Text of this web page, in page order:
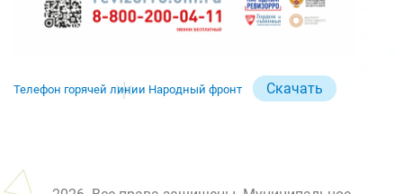
Телефон горячей линии Народный фронт Скачать